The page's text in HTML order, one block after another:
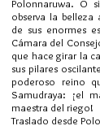
Polonnaruwa. O
observa la belleza
de sus enormes
Cámara del
que hace girar la
sus pilares
poderoso reino
Samudraya: ¡el
maestra del riego!
Traslado desde